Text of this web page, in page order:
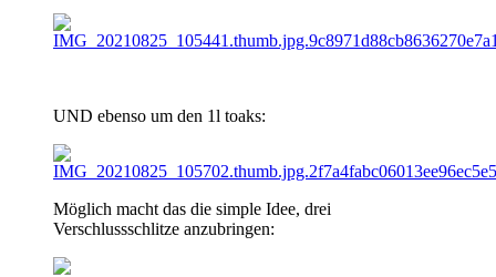
UND ebenso um den 1l toaks:
Möglich macht das die simple Idee, drei
Verschlussschlitze anzubringen: